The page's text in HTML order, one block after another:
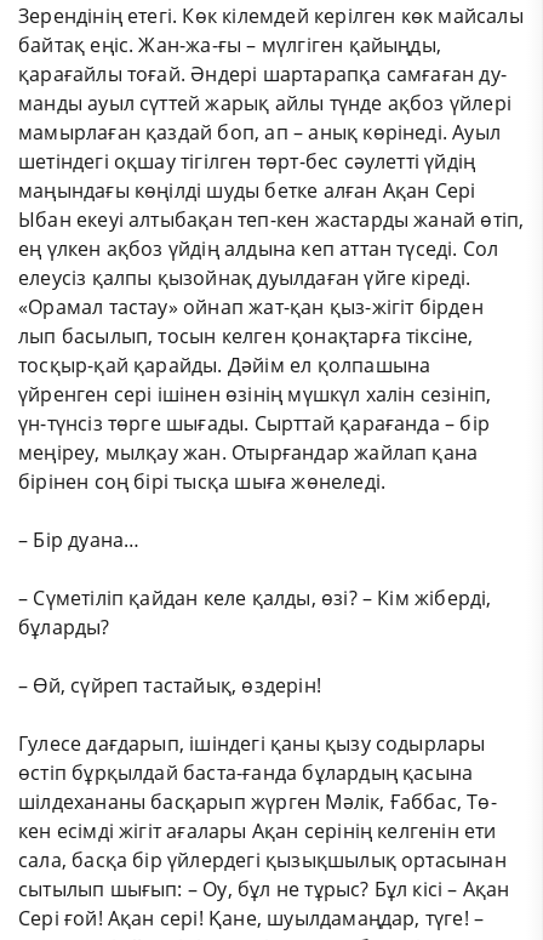
Зерендінің етегі. Көк кілемдей керілген көк майсалы
байтақ еңіс. Жан-жа-ғы – мүлгіген қайыңды,
қарағайлы тоғай. Әндері шартарапқа самғаған ду-
манды ауыл сүттей жарық айлы түнде ақбоз үйлері
мамырлаған қаздай боп, ап – анық көрінеді. Ауыл
шетіндегі оқшау тігілген төрт-бес сәулетті үйдің
маңындағы көңілді шуды бетке алған Ақан Сері
Ыбан екеуі алтыбақан теп-кен жастарды жанай өтіп,
ең үлкен ақбоз үйдің алдына кеп аттан түседі. Сол
елеусіз қалпы қызойнақ дуылдаған үйге кіреді.
«Орамал тастау» ойнап жат-қан қыз-жігіт бірден
лып басылып, тосын келген қонақтарға тіксіне,
тосқыр-қай қарайды. Дәйім ел қолпашына
үйренген сері ішінен өзінің мүшкүл халін сезініп,
үн-түнсіз төрге шығады. Сырттай қарағанда – бір
меңіреу, мылқау жан. Отырғандар жайлап қана
бірінен соң бірі тысқа шыға жөнеледі.
– Бір дуана…
– Сүметіліп қайдан келе қалды, өзі? – Кім жіберді,
бұларды?
– Өй, сүйреп тастайық, өздерін!
Гулесе дағдарып, ішіндегі қаны қызу содырлары
өстіп бұрқылдай баста-ғанда бұлардың қасына
шілдехананы басқарып жүрген Мәлік, Ғаббас, Тө-
кен есімді жігіт ағалары Ақан серінің келгенін ети
сала, басқа бір үйлердегі қызықшылық ортасынан
сытылып шығып: – Оу, бұл не тұрыс? Бұл кісі – Ақан
Сері ғой! Ақан сері! Қане, шуылдамаңдар, түге! –